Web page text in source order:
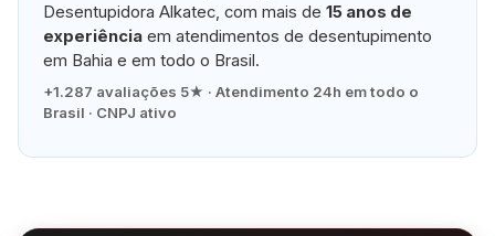
Desentupidora Alkatec, com mais de15 anos de
experiência em atendimentos de desentupimento
em Bahia e em todo o Brasil.
+1.287 avaliações 5★ · Atendimento 24h em todo o
Brasil · CNPJ ativo